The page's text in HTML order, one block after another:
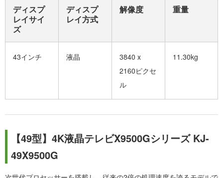
ディスプ
レイサイ
ズ
ディスプ
レイ方式
解像度 重量
43インチ 液晶
3840 x
2160ピクセ
ル
11.30kg
【49型】4K液晶テレビX9500Gシリーズ KJ-
49X9500G